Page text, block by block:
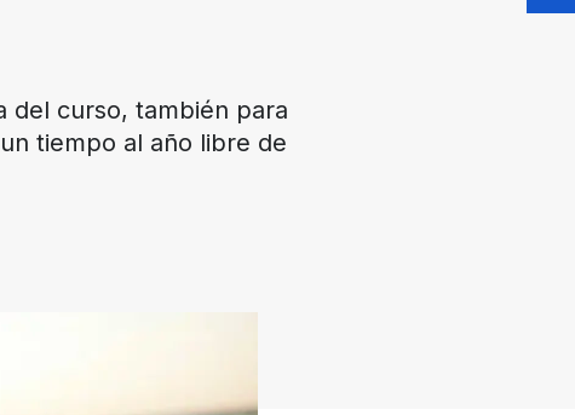
del curso, también para
tiempo al año libre de